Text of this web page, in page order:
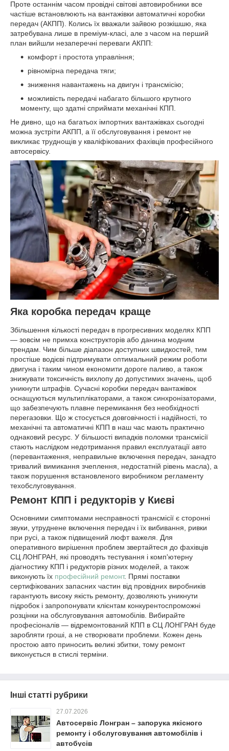
Проте останнім часом провідні світові автовиробники все
частіше встановлюють на вантажівки автоматичні коробки
передач (АКПП). Колись їх вважали зайвою розкішшю, яка
затребувана лише в преміум-класі, але з часом на перший
план вийшли незаперечні переваги АКПП:
комфорт і простота управління;
рівномірна передача тяги;
зниження навантажень на двигун і трансмісію;
можливість передачі набагато більшого крутного
моменту, що здатні сприймати механічні КПП.
Не дивно, що на багатьох імпортних вантажівках сьогодні
можна зустріти АКПП, а її обслуговування і ремонт не
викликає труднощів у кваліфікованих фахівців професійного
автосервісу.
Яка коробка передач краще
Збільшення кількості передач в прогресивних моделях КПП
— зовсім не примха конструкторів або данина модним
трендам. Чим більше діапазон доступних швидкостей, тим
простіше водієві підтримувати оптимальний режим роботи
двигуна і таким чином економити дороге паливо, а також
знижувати токсичність вихлопу до допустимих значень, щоб
уникнути штрафів. Сучасні коробки передач вантажівок
оснащуються мультиплікаторами, а також синхронізаторами,
що забезпечують плавне перемикання без необхідності
перегазовки. Що ж стосується довговічності і надійності, то
механічні та автоматичні КПП в наш час мають практично
однаковий ресурс. У більшості випадків поломки трансмісії
стають наслідком недотримання правил експлуатації авто
(перевантаження, неправильне включення передач, занадто
тривалий вимикання зчеплення, недостатній рівень масла), а
також порушення встановленого виробником регламенту
техобслуговування.
Ремонт КПП і редукторів у Києві
Основними симптомами несправності трансмісії є сторонні
звуки, утруднене включення передач і їх вибивання, ривки
при русі, а також підвищений люфт важеля. Для
оперативного вирішення проблем звертайтеся до фахівців
СЦ ЛОНГРАН, які проводять тестування і комп'ютерну
діагностику КПП і редукторів різних моделей, а також
виконують їх професійний ремонт. Прямі поставки
сертифікованих запасних частин від провідних виробників
гарантують високу якість ремонту, дозволяють уникнути
підробок і запропонувати клієнтам конкурентоспроможні
розцінки на обслуговування автомобілів. Вибирайте
професіоналів — відремонтований КПП в СЦ ЛОНГРАН буде
заробляти гроші, а не створювати проблеми. Кожен день
простою авто приносить великі збитки, тому ремонт
виконується в стислі терміни.
Інші статті рубрики
27.07.2026
Автосервіс Лонгран – запорука якісного
ремонту і обслуговування автомобілів і
автобусів